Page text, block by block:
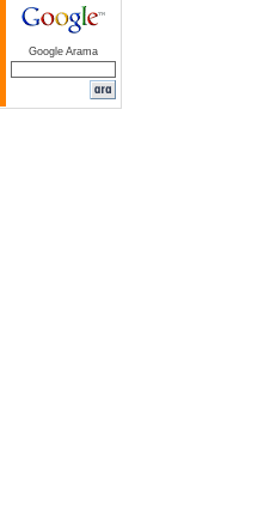
Google Arama